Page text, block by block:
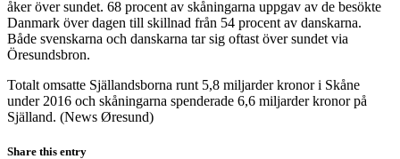
åker över sundet. 68 procent av skåningarna uppgav av de besökte
Danmark över dagen till skillnad från 54 procent av danskarna.
Både svenskarna och danskarna tar sig oftast över sundet via
Öresundsbron.
Totalt omsatte Själlandsborna runt 5,8 miljarder kronor i Skåne
under 2016 och skåningarna spenderade 6,6 miljarder kronor på
Själland. (News Øresund)
Share this entry